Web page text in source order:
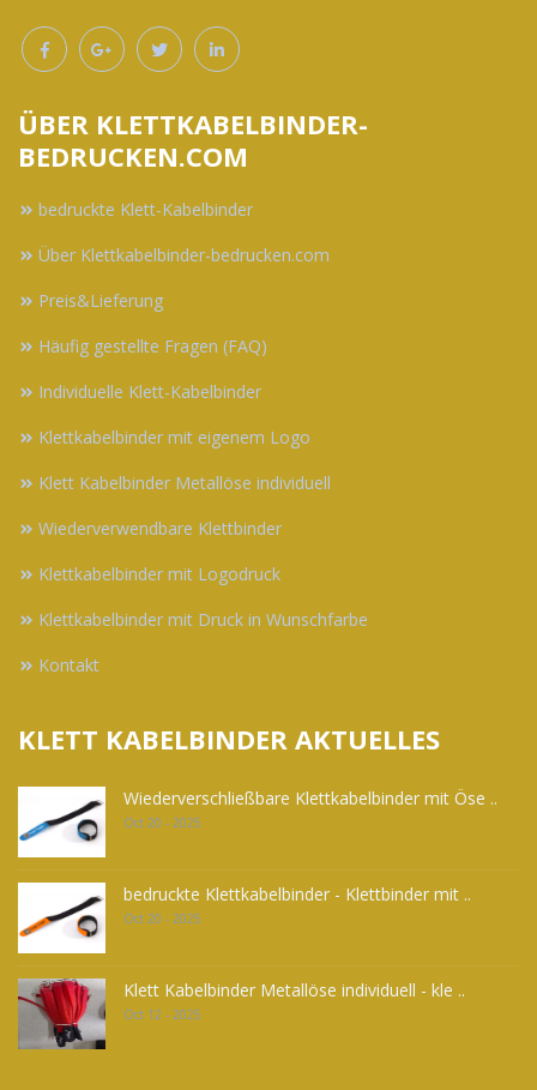
ÜBER KLETTKABELBINDER-
BEDRUCKEN.COM
bedruckte Klett-Kabelbinder
Über Klettkabelbinder-bedrucken.com
Preis&Lieferung
Häufig gestellte Fragen (FAQ)
Individuelle Klett-Kabelbinder
Klettkabelbinder mit eigenem Logo
Klett Kabelbinder Metallöse individuell
Wiederverwendbare Klettbinder
Klettkabelbinder mit Logodruck
Klettkabelbinder mit Druck in Wunschfarbe
Kontakt
KLETT KABELBINDER AKTUELLES
Wiederverschließbare Klettkabelbinder mit Öse ..
Oct 20 - 2025
bedruckte Klettkabelbinder - Klettbinder mit ..
Oct 20 - 2025
Klett Kabelbinder Metallöse individuell - kle ..
Oct 12 - 2025